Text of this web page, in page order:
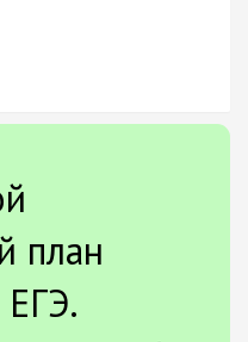
план